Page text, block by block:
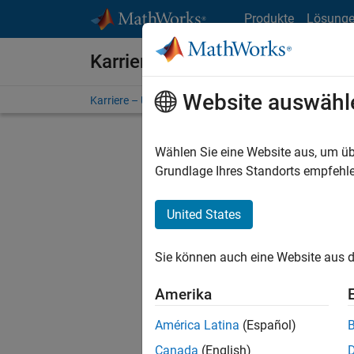
Produkte
Karriere bei MathWorks
Karriere – Übersicht Stellensuche
Stellen
Es
Region
Website
Wählen Sie eine Website aus, um
Grundlage Ihres Standorts
United States
Sie können auch eine Website aus
Amerika
América Latina (Español)
Canada (English)